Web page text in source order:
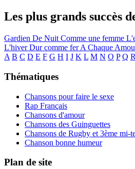
Les plus grands succès
Gardien De Nuit Comme une femme
L'hiverDur comme ferA Chaque
A B C D E F G H I J K L M N O P Q R
Thématiques
Chansons pour faire le sexe
Rap Français
Chansons d'amour
Chansons des Guinguettes
Chansons de Rugby et 3ème mi-
Chanson bonne humeur
Plan de site